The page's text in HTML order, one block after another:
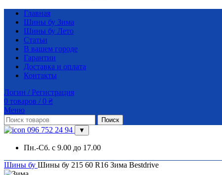
Главная
Шины бу Зима
Шины бу Лето
Статьи
В вашем городе
Гарантии
Доставка и оплата
Контакты
Логин / Регистрация
0 товаров / 0 ₴
Меню
Поиск
096 752 24 94 ▼
Пн.-Сб. с 9.00 до 17.00
Шины бу Шины бу 215 60 R16 Зима Bestdrive